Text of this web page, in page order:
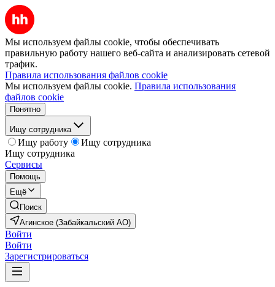
Мы используем файлы cookie, чтобы обеспечивать
правильную работу нашего веб-сайта и анализировать сетевой
трафик.
Правила использования файлов cookie
Мы используем файлы cookie. Правила использования
файлов cookie
Понятно
Ищу сотрудника
Ищу работу
Ищу сотрудника
Ищу сотрудника
Сервисы
Помощь
Ещё
Поиск
Агинское (Забайкальский АО)
Войти
Войти
Зарегистрироваться